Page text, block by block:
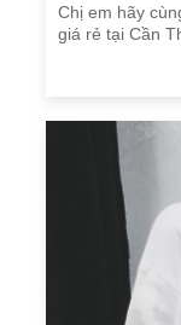
Chị em hãy
giá rẻ tại Cần